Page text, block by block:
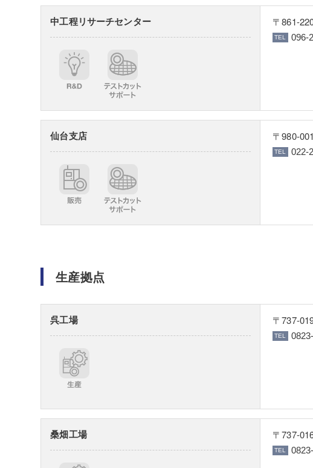
中工程リサーチセンター 〒861-
096-
仙台支店 〒980-
022-
生産拠点
呉工場 〒737-
桑畑工場 〒737-